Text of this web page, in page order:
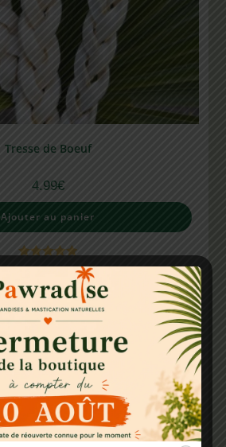
Tresse de Boeuf
4.99€
Ajouter au panier
Note5.00
sur 5